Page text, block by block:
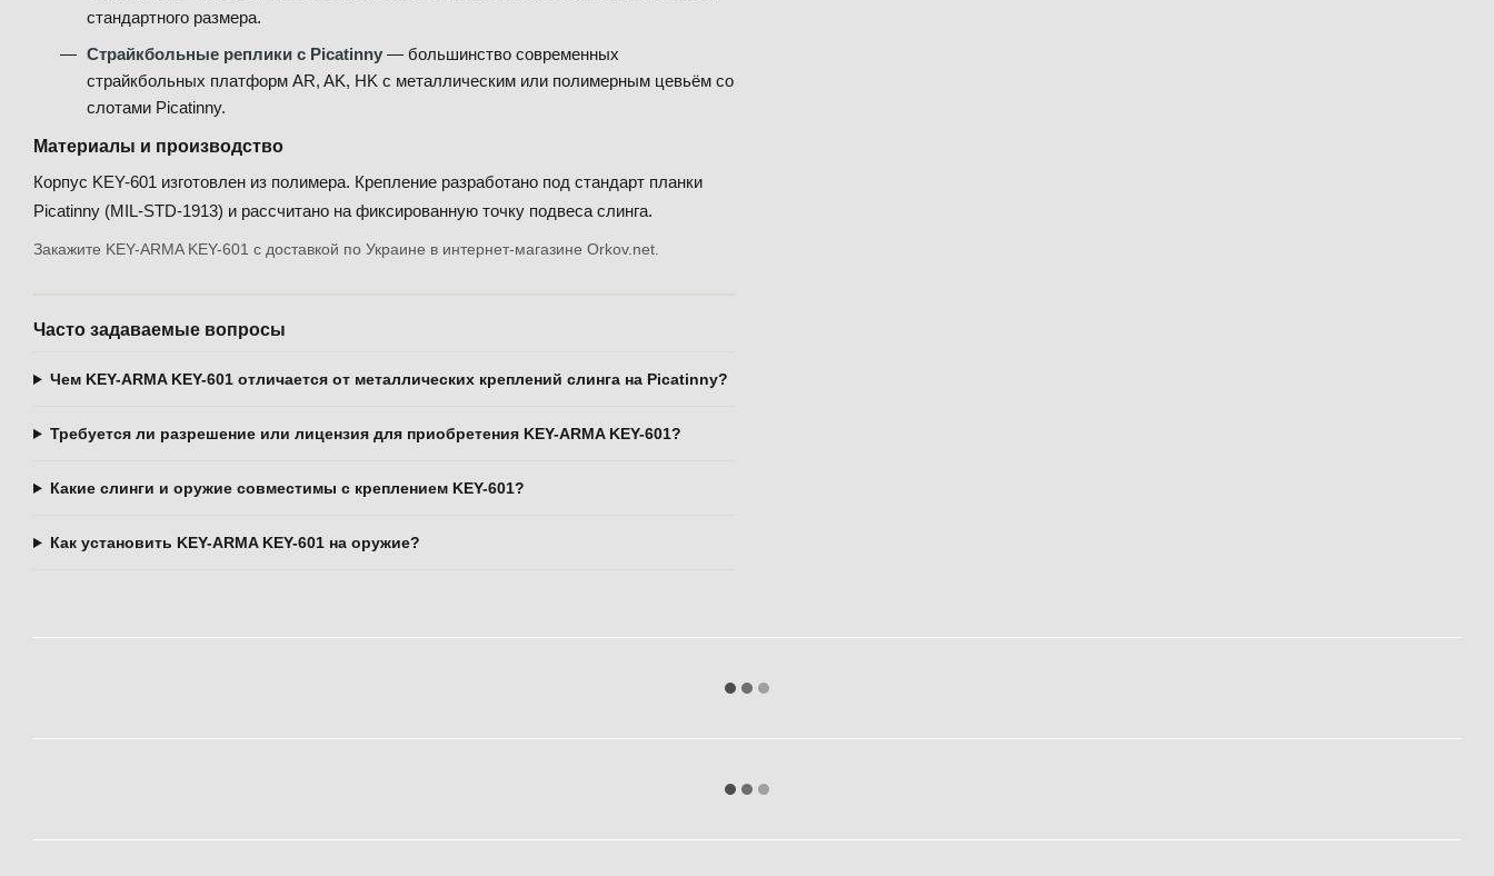
стандартного размера.
Страйкбольные реплики с Picatinny — большинство современных
страйкбольных платформ AR, AK, HK с металлическим или полимерным цевьём со
слотами Picatinny.
Материалы и производство
Корпус KEY-601 изготовлен из полимера. Крепление разработано под стандарт планки
Picatinny (MIL-STD-1913) и рассчитано на фиксированную точку подвеса слинга.
Закажите KEY-ARMA KEY-601 с доставкой по Украине в интернет-магазине Orkov.net.
Часто задаваемые вопросы
Чем KEY-ARMA KEY-601 отличается от металлических креплений слинга на Picatinny?
Требуется ли разрешение или лицензия для приобретения KEY-ARMA KEY-601?
Какие слинги и оружие совместимы с креплением KEY-601?
Как установить KEY-ARMA KEY-601 на оружие?